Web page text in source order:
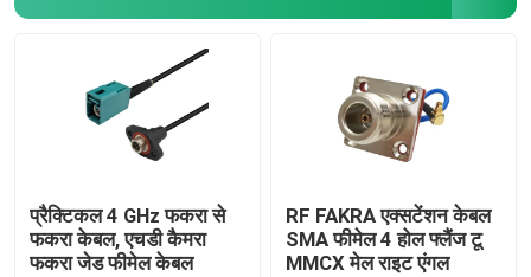
प्रैक्टिकल 4 GHz फकरा से
फकरा केबल, एचडी कैमरा
फकरा जेड फीमेल केबल
RF FAKRA एक्सटेंशन केबल
SMA फीमेल 4 होल फ्लैंज टू
MMCX मेल राइट एंगल